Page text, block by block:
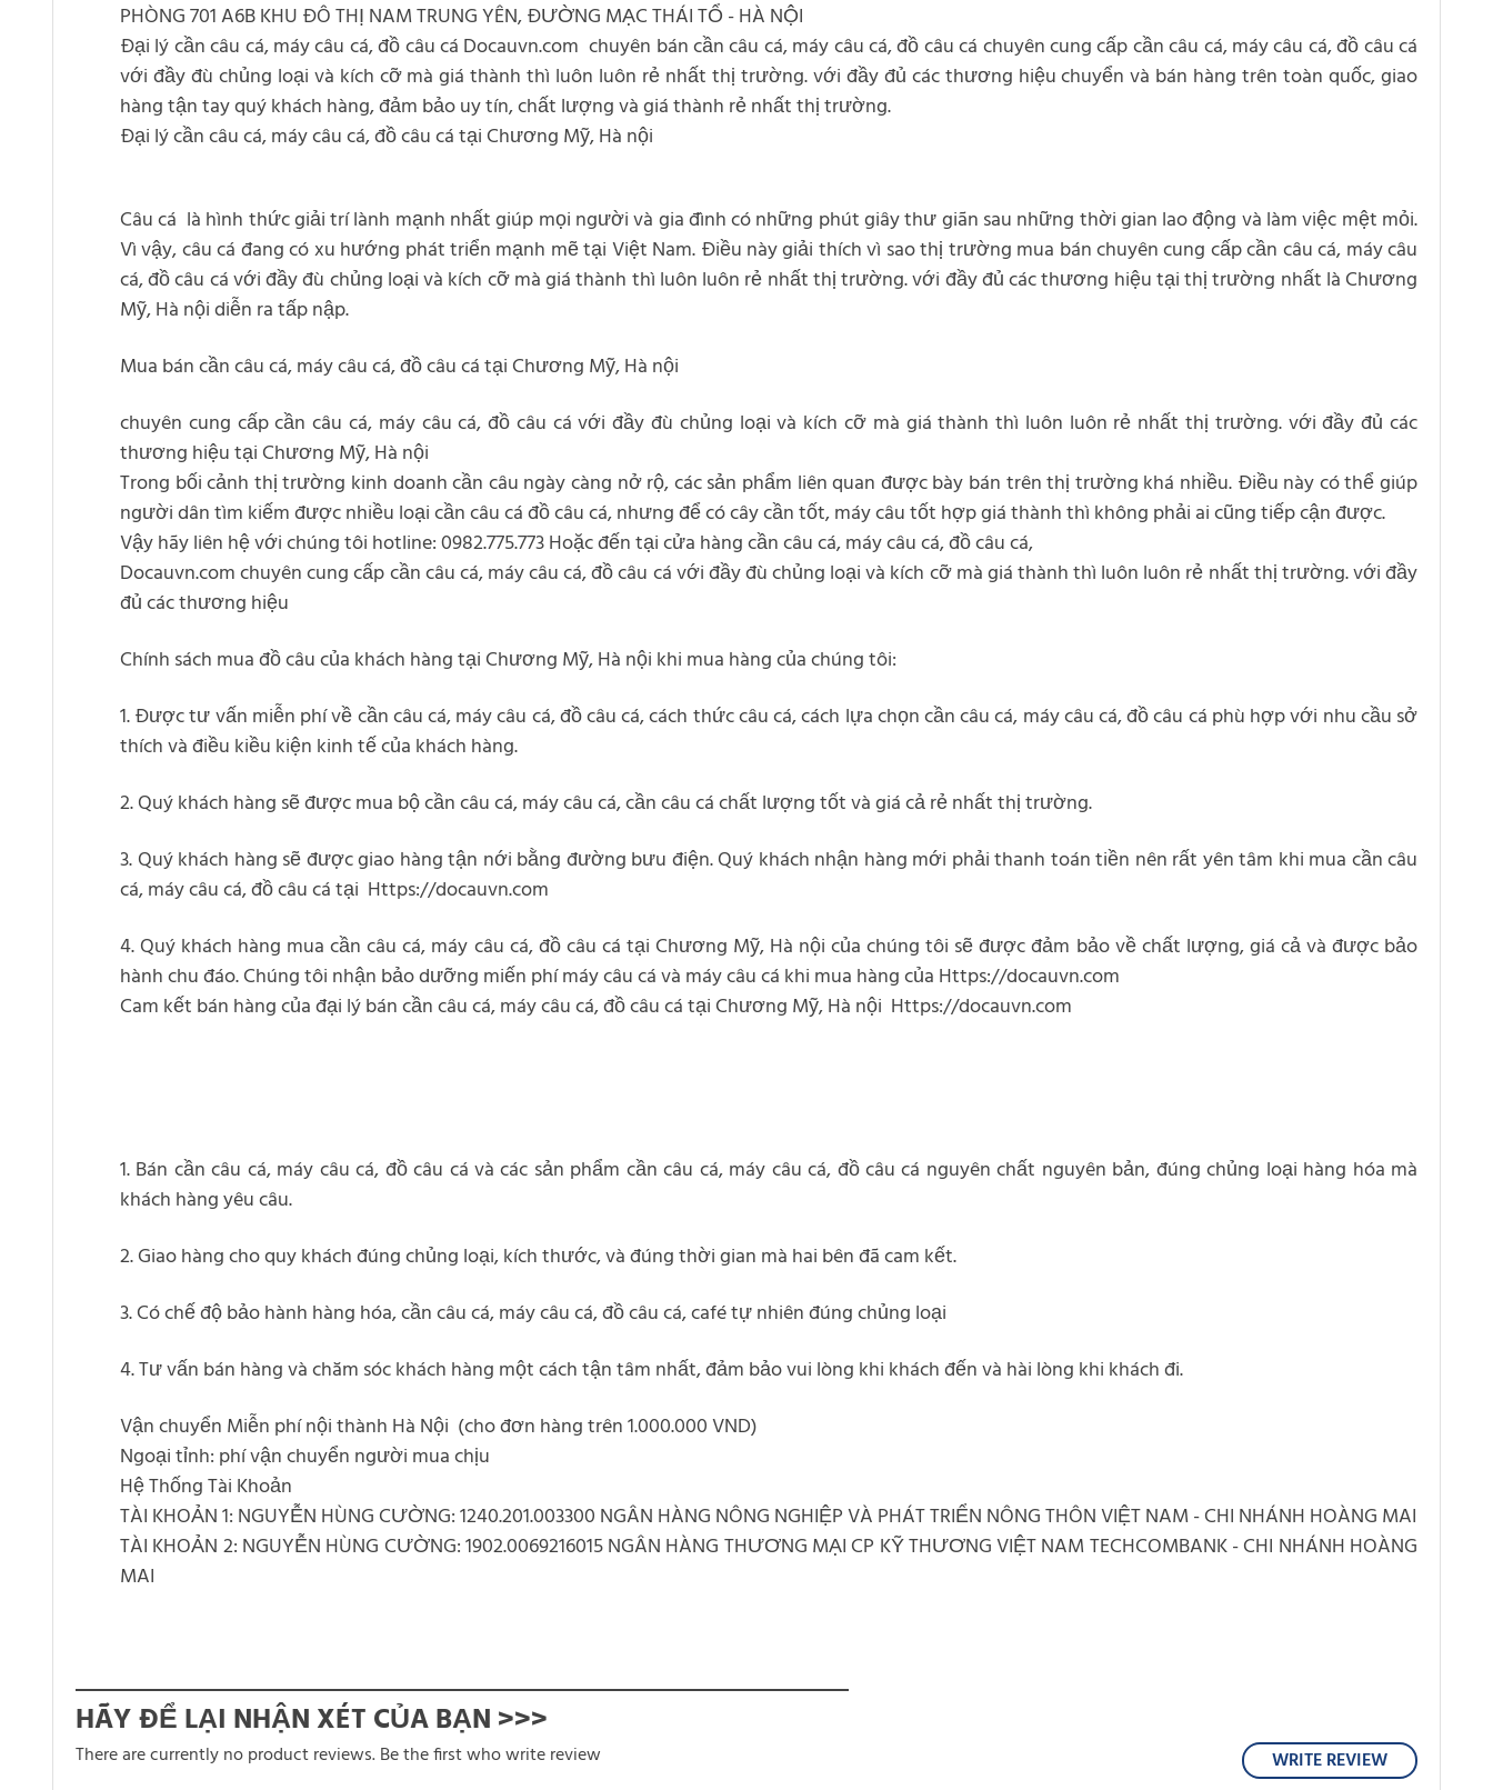
PHÒNG 701 A6B KHU ĐÔ THỊ NAM TRUNG YÊN, ĐƯỜNG MẠC THÁI TỔ - HÀ NỘI
Đại lý cần câu cá, máy câu cá, đồ câu cá Docauvn.com chuyên bán cần câu cá, máy câu cá, đồ câu cá chuyên cung cấp cần câu cá, máy câu cá, đồ câu cá
với đầy đù chủng loại và kích cỡ mà giá thành thì luôn luôn rẻ nhất thị trường. với đầy đủ các thương hiệu chuyển và bán hàng trên toàn quốc, giao
hàng tận tay quý khách hàng, đảm bảo uy tín, chất lượng và giá thành rẻ nhất thị trường.
Đại lý cần câu cá, máy câu cá, đồ câu cá tại Chương Mỹ, Hà nội
Câu cá là hình thức giải trí lành mạnh nhất giúp mọi người và gia đình có những phút giây thư giãn sau những thời gian lao động và làm việc mệt mỏi.
Vì vậy, câu cá đang có xu hướng phát triển mạnh mẽ tại Việt Nam. Điều này giải thích vì sao thị trường mua bán chuyên cung cấp cần câu cá, máy câu
cá, đồ câu cá với đầy đù chủng loại và kích cỡ mà giá thành thì luôn luôn rẻ nhất thị trường. với đầy đủ các thương hiệu tại thị trường nhất là Chương
Mỹ, Hà nội diễn ra tấp nập.
Mua bán cần câu cá, máy câu cá, đồ câu cá tại Chương Mỹ, Hà nội
chuyên cung cấp cần câu cá, máy câu cá, đồ câu cá với đầy đù chủng loại và kích cỡ mà giá thành thì luôn luôn rẻ nhất thị trường. với đầy đủ các
thương hiệu tại Chương Mỹ, Hà nội
Trong bối cảnh thị trường kinh doanh cần câu ngày càng nở rộ, các sản phẩm liên quan được bày bán trên thị trường khá nhiều. Điều này có thể giúp
người dân tìm kiếm được nhiều loại cần câu cá đồ câu cá, nhưng để có cây cần tốt, máy câu tốt hợp giá thành thì không phải ai cũng tiếp cận được.
Vậy hãy liên hệ với chúng tôi hotline: 0982.775.773 Hoặc đến tại cửa hàng cần câu cá, máy câu cá, đồ câu cá,
Docauvn.com chuyên cung cấp cần câu cá, máy câu cá, đồ câu cá với đầy đù chủng loại và kích cỡ mà giá thành thì luôn luôn rẻ nhất thị trường. với đầy
đủ các thương hiệu
Chính sách mua đồ câu của khách hàng tại Chương Mỹ, Hà nội khi mua hàng của chúng tôi:
1. Được tư vấn miễn phí về cần câu cá, máy câu cá, đồ câu cá, cách thức câu cá, cách lựa chọn cần câu cá, máy câu cá, đồ câu cá phù hợp với nhu cầu sở
thích và điều kiều kiện kinh tế của khách hàng.
2. Quý khách hàng sẽ được mua bộ cần câu cá, máy câu cá, cần câu cá chất lượng tốt và giá cả rẻ nhất thị trường.
3. Quý khách hàng sẽ được giao hàng tận nới bằng đường bưu điện. Quý khách nhận hàng mới phải thanh toán tiền nên rất yên tâm khi mua cần câu
cá, máy câu cá, đồ câu cá tại Https://docauvn.com
4. Quý khách hàng mua cần câu cá, máy câu cá, đồ câu cá tại Chương Mỹ, Hà nội của chúng tôi sẽ được đảm bảo về chất lượng, giá cả và được bảo
hành chu đáo. Chúng tôi nhận bảo dưỡng miến phí máy câu cá và máy câu cá khi mua hàng của Https://docauvn.com
Cam kết bán hàng của đại lý bán cần câu cá, máy câu cá, đồ câu cá tại Chương Mỹ, Hà nội Https://docauvn.com
1. Bán cần câu cá, máy câu cá, đồ câu cá và các sản phẩm cần câu cá, máy câu cá, đồ câu cá nguyên chất nguyên bản, đúng chủng loại hàng hóa mà
khách hàng yêu câu.
2. Giao hàng cho quy khách đúng chủng loại, kích thước, và đúng thời gian mà hai bên đã cam kết.
3. Có chế độ bảo hành hàng hóa, cần câu cá, máy câu cá, đồ câu cá, café tự nhiên đúng chủng loại
4. Tư vấn bán hàng và chăm sóc khách hàng một cách tận tâm nhất, đảm bảo vui lòng khi khách đến và hài lòng khi khách đi.
Vận chuyển Miễn phí nội thành Hà Nội (cho đơn hàng trên 1.000.000 VND)
Ngoại tỉnh: phí vận chuyển người mua chịu
Hệ Thống Tài Khoản
TÀI KHOẢN 1: NGUYỄN HÙNG CƯỜNG: 1240.201.003300 NGÂN HÀNG NÔNG NGHIỆP VÀ PHÁT TRIỂN NÔNG THÔN VIỆT NAM - CHI NHÁNH HOÀNG MAI
TÀI KHOẢN 2: NGUYỄN HÙNG CƯỜNG: 1902.0069216015 NGÂN HÀNG THƯƠNG MẠI CP KỸ THƯƠNG VIỆT NAM TECHCOMBANK - CHI NHÁNH HOÀNG
MAI
HÃY ĐỂ LẠI NHẬN XÉT CỦA BẠN >>>
WRITE REVIEW
There are currently no product reviews. Be the first who write review